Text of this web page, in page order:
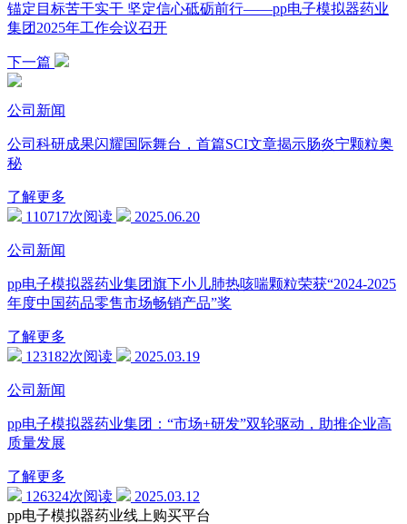
锚定目标苦干实干 坚定信心砥砺前行——pp电子模拟器药业
集团2025年工作会议召开
下一篇
公司新闻
公司科研成果闪耀国际舞台，首篇SCI文章揭示肠炎宁颗粒奥
秘
了解更多
110717次阅读
2025.06.20
公司新闻
pp电子模拟器药业集团旗下小儿肺热咳喘颗粒荣获“2024-2025
年度中国药品零售市场畅销产品”奖
了解更多
123182次阅读
2025.03.19
公司新闻
pp电子模拟器药业集团：“市场+研发”双轮驱动，助推企业高
质量发展
了解更多
126324次阅读
2025.03.12
pp电子模拟器药业线上购买平台